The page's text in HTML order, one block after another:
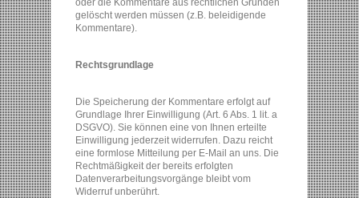
oder die Kommentare aus rechtlichen Gründen
gelöscht werden müssen (z.B. beleidigende
Kommentare).
Rechtsgrundlage
Die Speicherung der Kommentare erfolgt auf
Grundlage Ihrer Einwilligung (Art. 6 Abs. 1 lit. a
DSGVO). Sie können eine von Ihnen erteilte
Einwilligung jederzeit widerrufen. Dazu reicht
eine formlose Mitteilung per E-Mail an uns. Die
Rechtmäßigkeit der bereits erfolgten
Datenverarbeitungsvorgänge bleibt vom
Widerruf unberührt.